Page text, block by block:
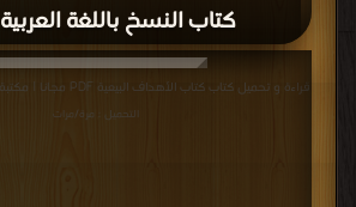
كتاب النسخ باللغة العربية PDF
قراءة و تحميل كتاب كتاب الأهداف البيعية PDF مجانا | مكتبة >
التحميل : مرة/مرات